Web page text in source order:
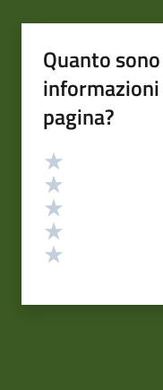
Quanto
pagina?
Valutazione